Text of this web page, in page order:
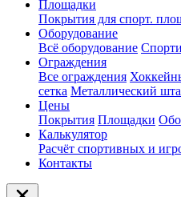
Площадки
Покрытия для спорт.
Оборудование
Всё оборудование
Ограждения
Все ограждения
сетка Металлический
Цены
Покрытия Площадки
Калькулятор
Расчёт спортивных и
Контакты